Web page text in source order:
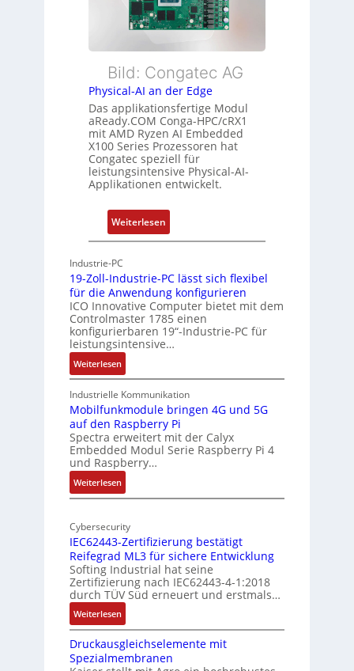
w
a
u
n
g
s
t
n
g
l
e
E
h
e
r
c
a
t
-
r
c
t
e
k
t
u
Bild: Congatec AG
Physical-AI an der Edge
Das applikationsfertige Modul
aReady.COM Conga-HPC/cRX1
mit AMD Ryzen AI Embedded
X100 Series Prozessoren hat
Congatec speziell für
leistungsintensive Physical-AI-
Applikationen entwickelt.
Weiterlesen:
P
s
i
c
a
I
a
n
d
E
g
e
Industrie-PC
19-Zoll-Industrie-PC lässt sich flexibel
für die Anwendung konfigurieren
ICO Innovative Computer bietet mit dem
Controlmaster 1785 einen
konfigurierbaren 19“-Industrie-PC für
leistungsintensive…
Weiterlesen:
1
9
-
Z
o
l
l
-
I
d
u
t
r
i
e
-
P
C
Industrielle Kommunikation
Mobilfunkmodule bringen 4G und 5G
auf den Raspberry Pi
Spectra erweitert mit der Calyx
Embedded Modul Serie Raspberry Pi 4
und Raspberry…
Weiterlesen:
M
b
i
f
u
n
k
m
o
d
Cybersecurity
IEC62443-Zertifizierung bestätigt
Reifegrad ML3 für sichere Entwicklung
Softing Industrial hat seine
Zertifizierung nach IEC62443-4-1:2018
durch TÜV Süd erneuert und erstmals…
Weiterlesen:
I
E
C
Druckausgleichselemente mit
Spezialmembranen